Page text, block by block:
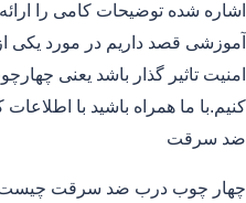
اشاره شده توضیحات کامی را
آموزشی قصد داریم در مورد یکی
امنیت تاثیر گذار باشد یعنی
کنیم.با ما همراه باشید با
ضد سرقت
چهار چوب درب ضد سرقت